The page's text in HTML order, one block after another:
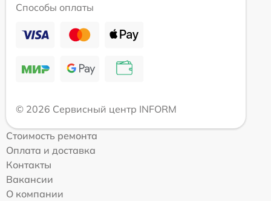
Способы оплаты
© 2026 Сервисный центр INFORM
Стоимость ремонта
Оплата и доставка
Контакты
Вакансии
О компании